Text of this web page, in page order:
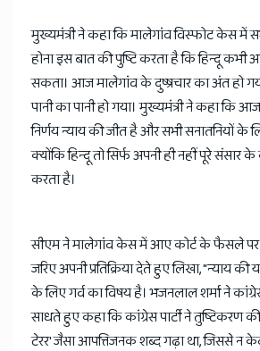
मुख्यमंत्री ने कहा कि मालेगांव विस्फोट केस में
होना इस बात की पुष्टि करता है कि हिन्दू कभी
सकता। आज मालेगांव के दुष्प्रचार का अंत हो
पानी का पानी हो गया। मुख्यमंत्री ने कहा कि
निर्णय न्याय की जीत है और सभी सनातनियों के
क्योंकि हिन्दू तो सिर्फ अपनी ही नहीं पूरे संसार
करता है।
सीएम ने मालेगांव केस में आए कोर्ट के फैसले पर
जरिए अपनी प्रतिक्रिया देते हुए लिखा, "न्याय
के लिए गर्व का विषय है। भजनलाल शर्मा ने
साधते हुए कहा कि कांग्रेस पार्टी ने तुष्टिकरण
टेरर' जैसा आपत्तिजनक शब्द गढ़ा था, जिससे न